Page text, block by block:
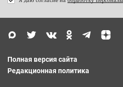
Полная версия сайта
Редакционная политика